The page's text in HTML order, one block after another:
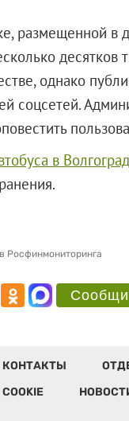
размещенной в
десятков
однако
соцсетей.
в
ранения.
Росфинмониторинга
КОНТАКТЫ
COOKIE